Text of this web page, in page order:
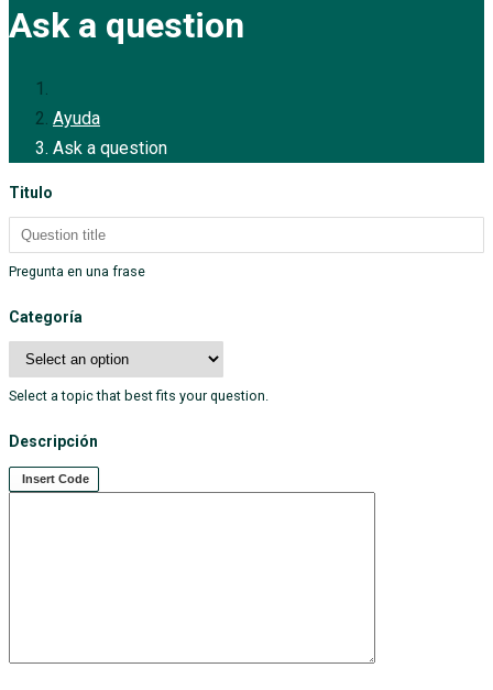
Ask a question
Ayuda
Ask a question
Titulo
Pregunta en una frase
Categoría
Select a topic that best fits your question.
Descripción
Insert Code